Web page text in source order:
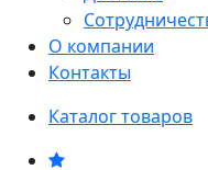
О компании
Контакты
Каталог товаров